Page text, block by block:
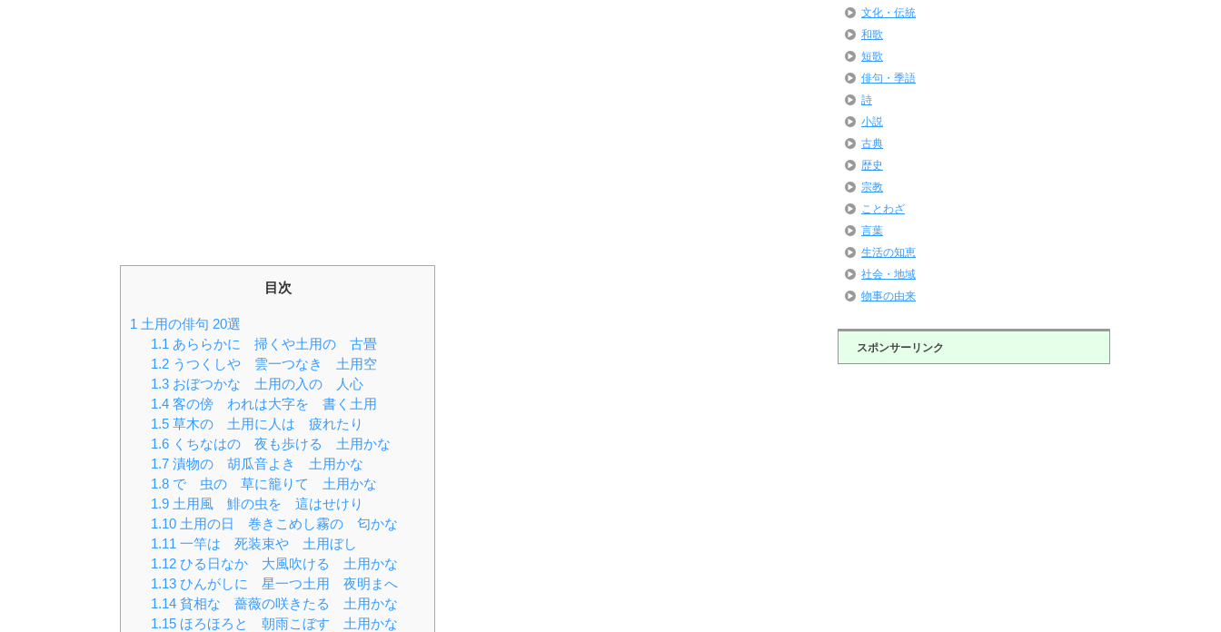
目次
1 土用の俳句 20選
1.1 あららかに 掃くや土用の 古畳
1.2うつくしや 雲一つなき 土用空
1.3おぼつかな 土用の入の 人心
1.4客の傍 われは大字を 書く土用
1.5草木の 土用に人は 疲れたり
1.6くちなはの 夜も歩ける 土用かな
1.7漬物の 胡瓜音よき 土用かな
1.8でゝ虫の 草に籠りて 土用かな
1.9土用風 鯡の虫を 這はせけり
1.10土用の日 巻きこめし霧の 匂かな
1.11 一竿は 死装束や 土用ぼし
1.12ひる日なか 大風吹ける 土用かな
1.13ひんがしに 星一つ土用 夜明まへ
1.14貧相な 薔薇の咲きたる 土用かな
1.15ほろほろと 朝雨こぼす 土用かな
文化・伝統
和歌
短歌
俳句・季語
詩
小説
古典
歴史
宗教
ことわざ
言葉
生活の知恵
社会・地域
物事の由来
スポンサーリンク